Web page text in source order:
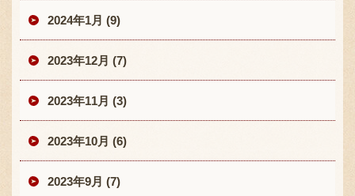
2024年1月 (9)
2023年12月 (7)
2023年11月 (3)
2023年10月 (6)
2023年9月 (7)